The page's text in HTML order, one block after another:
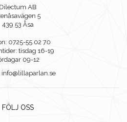
Dilectum AB
5
439 53 Åsa
0725-55 02 70
tisdag 16-19
09-12
info@lillaparlan.se
FÖLJ OSS